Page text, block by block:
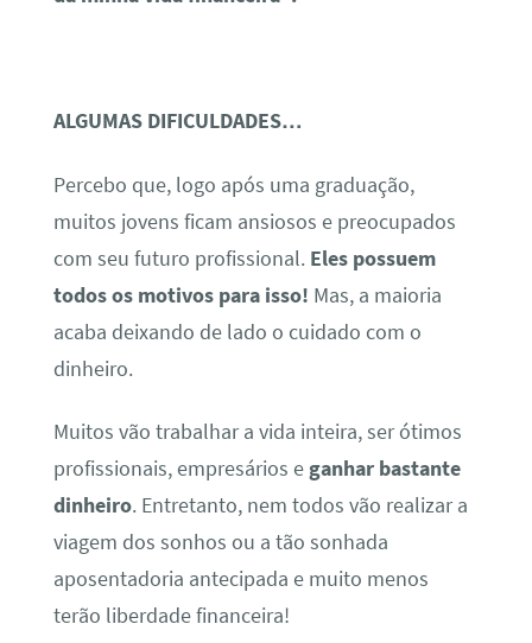
ALGUMAS DIFICULDADES…
Percebo que, logo após uma graduação,
muitos jovens ficam ansiosos e preocupados
com seu futuro profissional. Eles possuem
todos os motivos para isso! Mas, a maioria
acaba deixando de lado o cuidado com o
dinheiro.
Muitos vão trabalhar a vida inteira, ser ótimos
profissionais, empresários e ganhar bastante
dinheiro. Entretanto, nem todos vão realizar a
viagem dos sonhos ou a tão sonhada
aposentadoria antecipada e muito menos
terão liberdade financeira!